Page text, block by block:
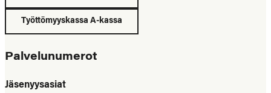
Työttömyyskassa A-kassa
Palvelunumerot
Jäsenyysasiat